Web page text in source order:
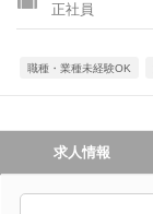
正社員
職種・業種未経験OK
求人情報